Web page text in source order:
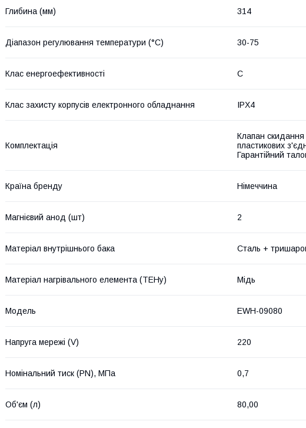
Глибина (мм) 314
Діапазон регулювання температури (°C) 30-75
Клас енергоефективності C
Клас захисту корпусів електронного обладнання IPX4
Комплектація
Клапан скидання
пластикових
Гарантійний
Країна бренду Німеччина
Магнієвий анод (шт) 2
Матеріал внутрішнього бака Сталь +
Матеріал нагрівального елемента (ТЕНу) Мідь
Мoдель EWH-09080
Напруга мережі (V) 220
Номінальний тиск (PN), МПа 0,7
Об'єм (л) 80,00